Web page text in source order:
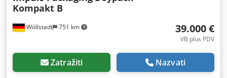
Wöllstadt 751 km
Kompakt B
39.000 €
VB plus PDV
Zatražiti Nazvati